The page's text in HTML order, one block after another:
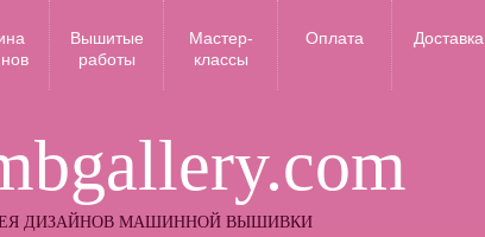
ДИЗАЙНОВ МАШИННОЙ ВЫШИВКИ
Вышитые
работы
Мастер-
классы
Оплата Доставка